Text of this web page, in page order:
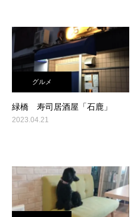
グルメ
緑橋 寿司居酒屋「石鹿」
2023.04.21